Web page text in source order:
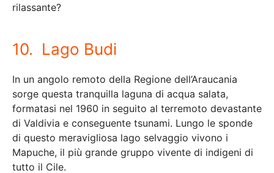
rilassante?
10. Lago Budi
In un angolo remoto della Regione dell’Araucania
sorge questa tranquilla laguna di acqua salata,
formatasi nel 1960 in seguito al terremoto devastante
di Valdivia e conseguente tsunami. Lungo le sponde
di questo meravigliosa lago selvaggio vivono i
Mapuche, il più grande gruppo vivente di indigeni di
tutto il Cile.